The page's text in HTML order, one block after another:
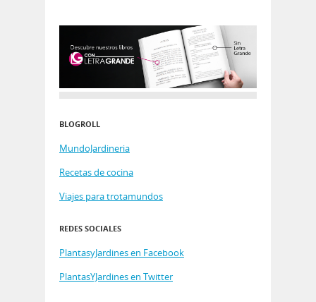
BLOGROLL
MundoJardineria
Recetas de cocina
Viajes para trotamundos
REDES SOCIALES
PlantasyJardines en Facebook
PlantasYJardines en Twitter